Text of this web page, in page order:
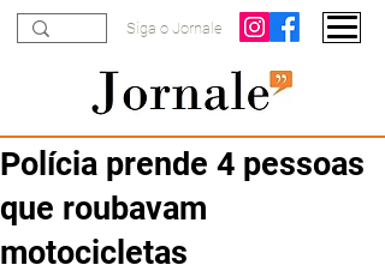
Siga o Jornale
Polícia prende 4 pessoas
que roubavam
motocicletas